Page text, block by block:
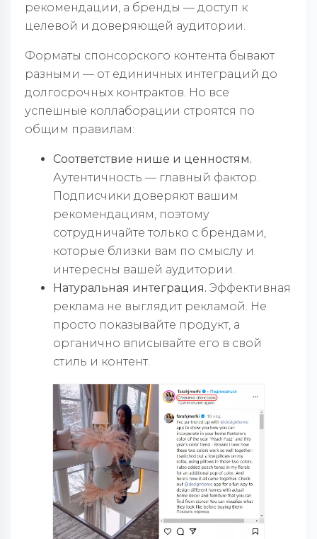
рекомендации, а бренды — доступ к
целевой и доверяющей аудитории.
Форматы спонсорского контента бывают
разными — от единичных интеграций до
долгосрочных контрактов. Но все
успешные коллаборации строятся по
общим правилам:
Соответствие нише и ценностям.
Аутентичность — главный фактор.
Подписчики доверяют вашим
рекомендациям, поэтому
сотрудничайте только с брендами,
которые близки вам по смыслу и
интересны вашей аудитории.
Натуральная интеграция. Эффективная
реклама не выглядит рекламой. Не
просто показывайте продукт, а
органично вписывайте его в свой
стиль и контент.